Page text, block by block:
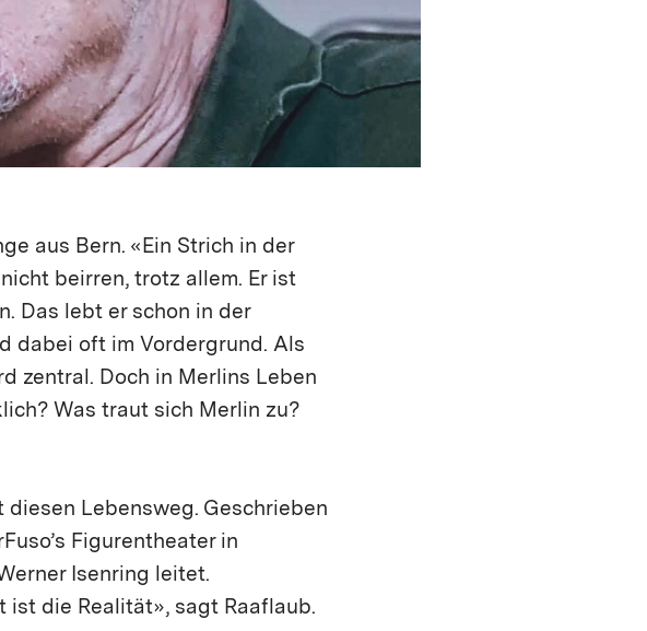
aus Bern. «Ein Strich in der
beirren, trotz allem. Er ist
Das lebt er schon in der
dabei oft im Vordergrund. Als
zentral. Doch in Merlins Leben
Was traut sich Merlin zu?
diesen Lebensweg. Geschrieben
Figurentheater in
Isenring leitet.
ist die Realität», sagt Raaflaub.